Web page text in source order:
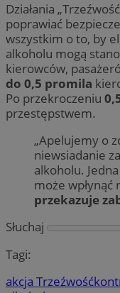
Działania
poprawiać
wszystkim o to, by
alkoholu mogą
kierowców,
do 0,5 promila
Po przekroczeniu
przestępstwem.
„Apelujemy o
niewsiadanie
alkoholu.
może wpłynąć
przekazuje
Słuchaj
Tagi:
akcja Trzeźwość